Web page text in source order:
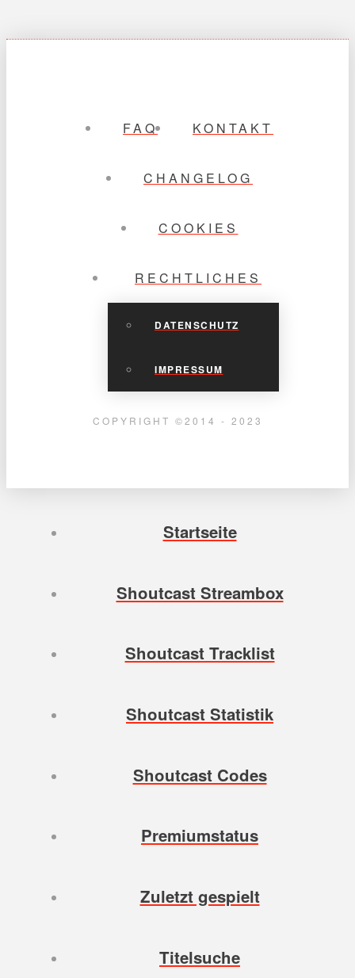
FAQ KONTAKT
CHANGELOG
COOKIES
RECHTLICHES
DATENSCHUTZ
IMPRESSUM
COPYRIGHT ©2014 - 2023
Startseite
Shoutcast Streambox
Shoutcast Tracklist
Shoutcast Statistik
Shoutcast Codes
Premiumstatus
Zuletzt gespielt
Titelsuche